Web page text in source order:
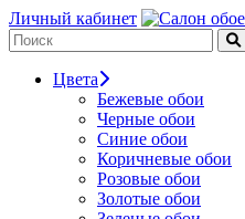
Личный кабинет
Цвета
Бежевые обои
Черные обои
Синие обои
Коричневые обои
Розовые обои
Золотые обои